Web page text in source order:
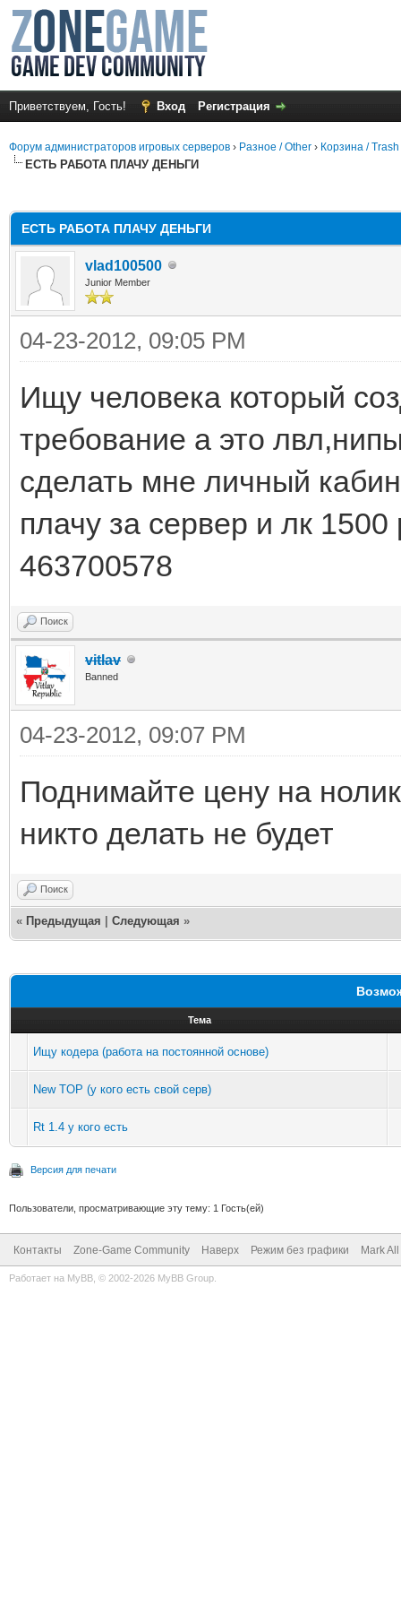
Приветствуем, Гость! Вход Регистрация
Форум администраторов игровых серверов › Разное / Other › Корзина / Trash
ЕСТЬ РАБОТА ПЛАЧУ ДЕНЬГИ
ЕСТЬ РАБОТА ПЛАЧУ ДЕНЬГИ
vlad100500
Junior Member
04-23-2012, 09:05 PM
Ищу человека который
требование а это
сделать мне личный
плачу за сервер и лк
463700578
Поиск
vitlav
Banned
04-23-2012, 09:07 PM
Поднимайте цену на
никто делать не будет
Поиск
« Предыдущая Следующая »
Тема
Ищу кодера (работа на постоянной основе)
New TOP (у кого есть свой серв)
Rt 1.4 у кого есть
Версия для печати
Пользователи, просматривающие эту тему: 1 Гость(ей)
Контакты Zone-Game Community Наверх Режим без графики Mark
Работает на MyBB , © 2002-2026 MyBB Group